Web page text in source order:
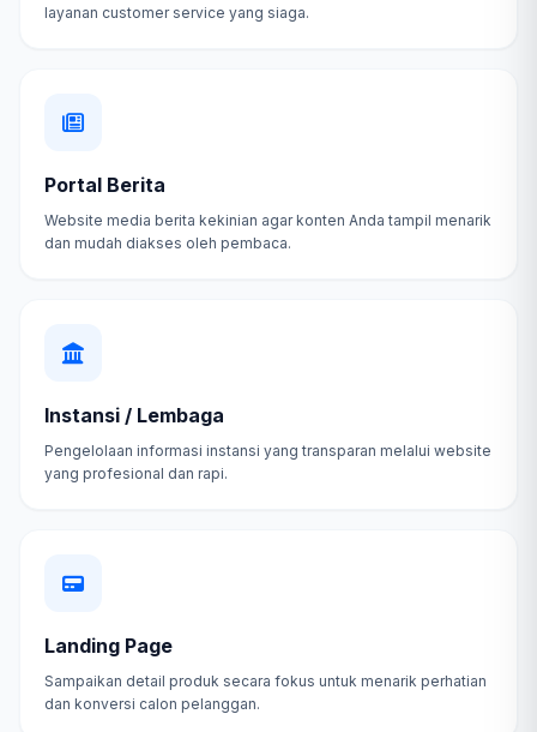
layanan customer service yang siaga.
Portal Berita
Website media berita kekinian agar konten Anda tampil menarik
dan mudah diakses oleh pembaca.
Instansi / Lembaga
Pengelolaan informasi instansi yang transparan melalui website
yang profesional dan rapi.
Landing Page
Sampaikan detail produk secara fokus untuk menarik perhatian
dan konversi calon pelanggan.